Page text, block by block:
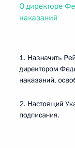
О директоре
наказаний
1. Назначить
директором
наказаний,
2. Настоящий
подписания.